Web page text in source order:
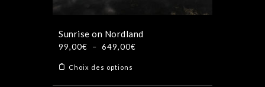
Sunrise on Nordland
99,00€ – 649,00€
99,00€
Choix des options